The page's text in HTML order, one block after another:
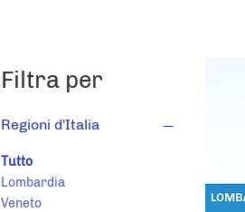
Filtra per
Regioni d'Italia
Tutto
Lombardia
Veneto